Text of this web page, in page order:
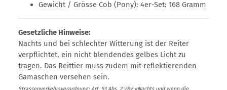
Gewicht / Grösse Cob (Pony): 4er-Set: 168 Gramm
Gesetzliche Hinweise:
Nachts und bei schlechter Witterung ist der Reiter
verpflichtet, ein nicht blendendes gelbes Licht zu
tragen. Das Reittier muss zudem mit reflektierenden
Gamaschen versehen sein.